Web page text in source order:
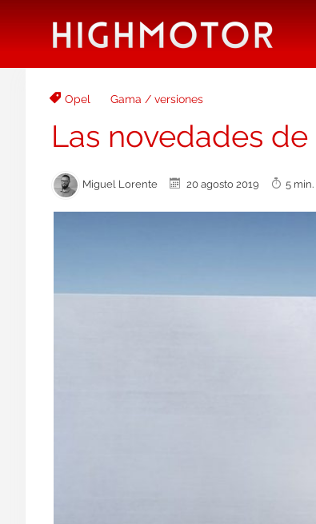
Opel Gama / versiones
Las novedades
Miguel Lorente 20 agosto 2019 5 min.